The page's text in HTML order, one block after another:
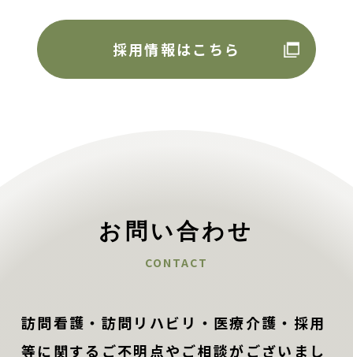
採用情報はこちら
お問い合わせ
CONTACT
訪問看護・訪問リハビリ・医療介護・採用
等に関するご不明点やご相談がございまし